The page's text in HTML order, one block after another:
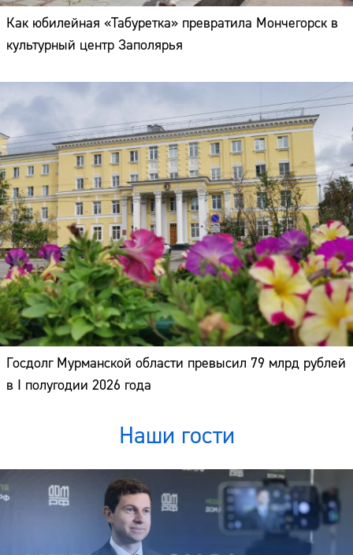
Как юбилейная «Табуретка» превратила Мончегорск в
культурный центр Заполярья
Госдолг Мурманской области превысил 79 млрд рублей
в I полугодии 2026 года
Наши гости